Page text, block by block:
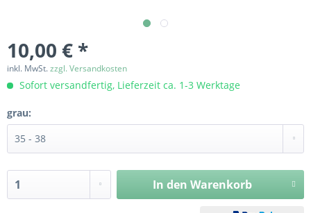
10,00 € *
inkl. MwSt.zzgl. Versandkosten
Sofort versandfertig, Lieferzeit ca. 1-3 Werktage
grau:
In den Warenkorb